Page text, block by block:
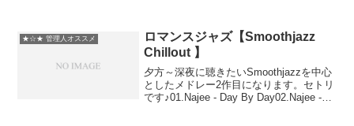
★☆★ 管理人オススメ
ロマンスジャズ【Smoothjazz
Chillout 】
夕方～深夜に聴きたいSmoothjazzを中心
としたメドレー2作目になります。セトリ
です♪01.Najee - Day By Day02.Najee -